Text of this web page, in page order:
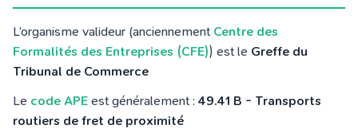
L’organisme valideur (anciennement Centre des
Formalités des Entreprises (CFE)) est le Greffe du
Tribunal de Commerce
Le code APE est généralement : 49.41 B - Transports
routiers de fret de proximité